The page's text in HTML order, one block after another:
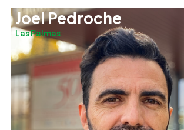
Joel Pedroche
Las Palmas